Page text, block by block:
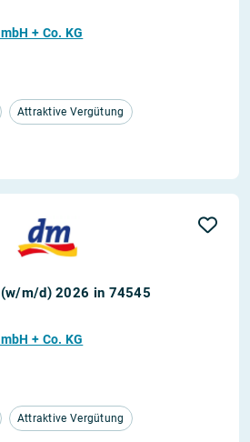
+ Co. KG
Attraktive Vergütung
m/d) 2026 in 74545
+ Co. KG
Attraktive Vergütung